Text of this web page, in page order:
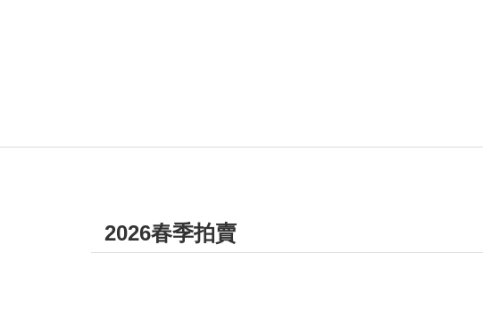
2026春季拍賣